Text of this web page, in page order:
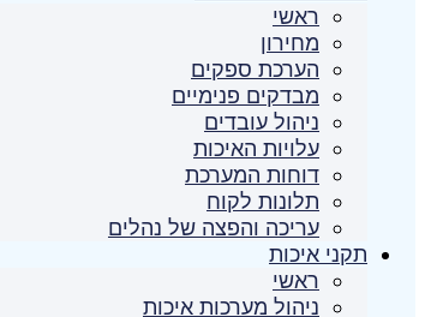
ראשי
מחירון
הערכת ספקים
מבדקים פנימיים
ניהול עובדים
עלויות האיכות
דוחות המערכת
תלונות לקוח
עריכה והפצה של נהלים
תקני איכות
ראשי
ניהול מערכות איכות